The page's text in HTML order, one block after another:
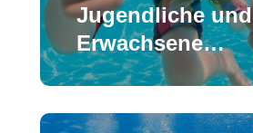
Jugendliche und
Erwachsene…